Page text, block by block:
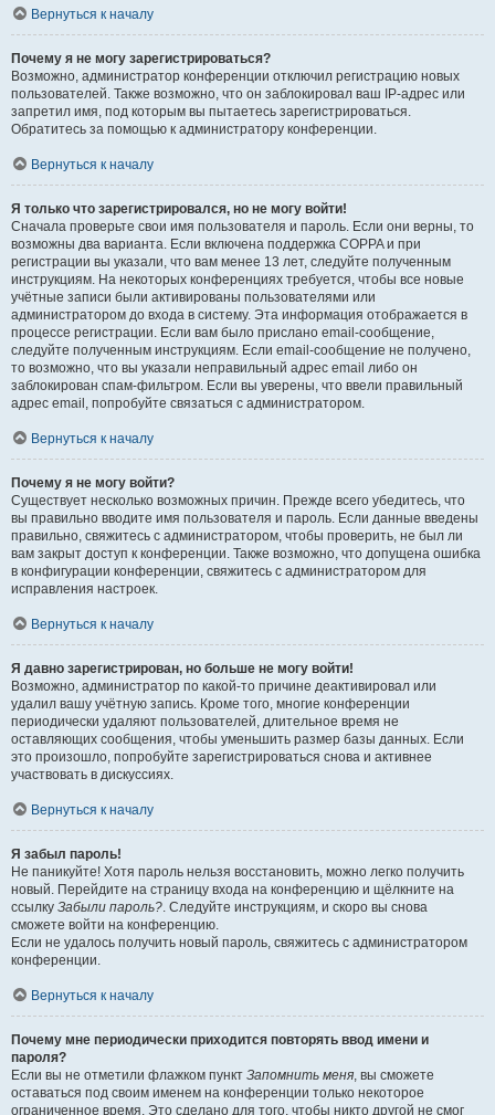
Вернуться к началу
Почему я не могу зарегистрироваться?
Возможно, администратор конференции отключил регистрацию новых
пользователей. Также возможно, что он заблокировал ваш IP-адрес или
запретил имя, под которым вы пытаетесь зарегистрироваться.
Обратитесь за помощью к администратору конференции.
Вернуться к началу
Я только что зарегистрировался, но не могу войти!
Сначала проверьте свои имя пользователя и пароль. Если они верны, то
возможны два варианта. Если включена поддержка COPPA и при
регистрации вы указали, что вам менее 13 лет, следуйте полученным
инструкциям. На некоторых конференциях требуется, чтобы все новые
учётные записи были активированы пользователями или
администратором до входа в систему. Эта информация отображается в
процессе регистрации. Если вам было прислано email-сообщение,
следуйте полученным инструкциям. Если email-сообщение не получено,
то возможно, что вы указали неправильный адрес email либо он
заблокирован спам-фильтром. Если вы уверены, что ввели правильный
адрес email, попробуйте связаться с администратором.
Вернуться к началу
Почему я не могу войти?
Существует несколько возможных причин. Прежде всего убедитесь, что
вы правильно вводите имя пользователя и пароль. Если данные введены
правильно, свяжитесь с администратором, чтобы проверить, не был ли
вам закрыт доступ к конференции. Также возможно, что допущена ошибка
в конфигурации конференции, свяжитесь с администратором для
исправления настроек.
Вернуться к началу
Я давно зарегистрирован, но больше не могу войти!
Возможно, администратор по какой-то причине деактивировал или
удалил вашу учётную запись. Кроме того, многие конференции
периодически удаляют пользователей, длительное время не
оставляющих сообщения, чтобы уменьшить размер базы данных. Если
это произошло, попробуйте зарегистрироваться снова и активнее
участвовать в дискуссиях.
Вернуться к началу
Я забыл пароль!
Не паникуйте! Хотя пароль нельзя восстановить, можно легко получить
новый. Перейдите на страницу входа на конференцию и щёлкните на
ссылку Забыли пароль?. Следуйте инструкциям, и скоро вы снова
сможете войти на конференцию.
Если не удалось получить новый пароль, свяжитесь с администратором
конференции.
Вернуться к началу
Почему мне периодически приходится повторять ввод имени и
пароля?
Если вы не отметили флажком пункт Запомнить меня, вы сможете
оставаться под своим именем на конференции только некоторое
ограниченное время. Это сделано для того, чтобы никто другой не смог